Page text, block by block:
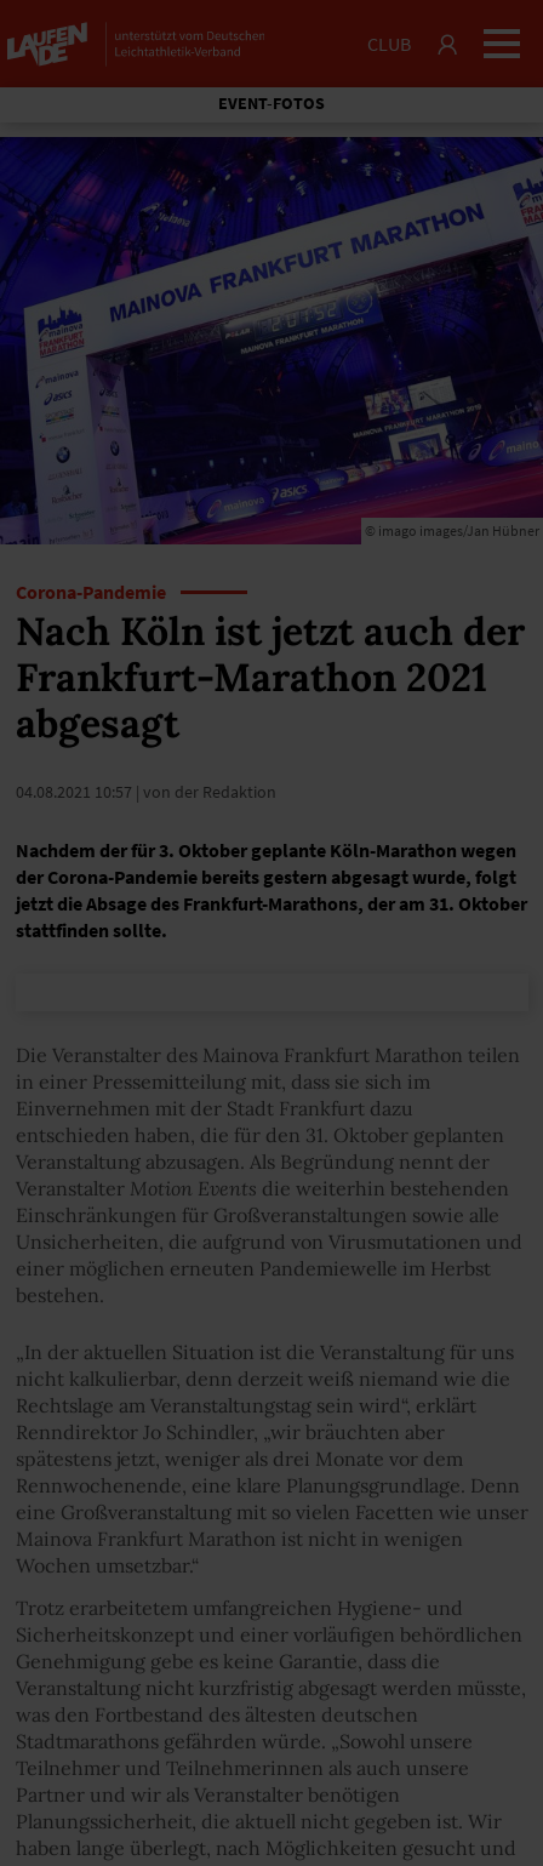
CLUB
EVENT-FOTOS
© imago images/Jan Hübner
Corona-Pandemie
Nach Köln ist jetzt auch der
Frankfurt-Marathon 2021
abgesagt
04.08.2021 10:57 | von der Redaktion
Nachdem der für 3. Oktober geplante Köln-Marathon wegen
der Corona-Pandemie bereits gestern abgesagt wurde, folgt
jetzt die Absage des Frankfurt-Marathons, der am 31. Oktober
stattfinden sollte.
Die Veranstalter des Mainova Frankfurt Marathon teilen
in einer Pressemitteilung mit, dass sie sich im
Einvernehmen mit der Stadt Frankfurt dazu
entschieden haben, die für den 31. Oktober geplanten
Veranstaltung abzusagen. Als Begründung nennt der
Veranstalter Motion Events die weiterhin bestehenden
Einschränkungen für Großveranstaltungen sowie alle
Unsicherheiten, die aufgrund von Virusmutationen und
einer möglichen erneuten Pandemiewelle im Herbst
bestehen.
„In der aktuellen Situation ist die Veranstaltung für uns
nicht kalkulierbar, denn derzeit weiß niemand wie die
Rechtslage am Veranstaltungstag sein wird“, erklärt
Renndirektor Jo Schindler, „wir bräuchten aber
spätestens jetzt, weniger als drei Monate vor dem
Rennwochenende, eine klare Planungsgrundlage. Denn
eine Großveranstaltung mit so vielen Facetten wie unser
Mainova Frankfurt Marathon ist nicht in wenigen
Wochen umsetzbar.“
Trotz erarbeitetem umfangreichen Hygiene- und
Sicherheitskonzept und einer vorläufigen behördlichen
Genehmigung gebe es keine Garantie, dass die
Veranstaltung nicht kurzfristig abgesagt werden müsste,
was den Fortbestand des ältesten deutschen
Stadtmarathons gefährden würde. „Sowohl unsere
Teilnehmer und Teilnehmerinnen als auch unsere
Partner und wir als Veranstalter benötigen
Planungssicherheit, die aktuell nicht gegeben ist. Wir
haben lange überlegt, nach Möglichkeiten gesucht und